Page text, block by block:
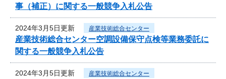
事（補正）に関する一般競争入札公告
2024年3月5日更新 産業技術総合センター
産業技術総合センター空調設備保守点検等業務委託に
関する一般競争入札公告
2024年3月5日更新 産業技術総合センター